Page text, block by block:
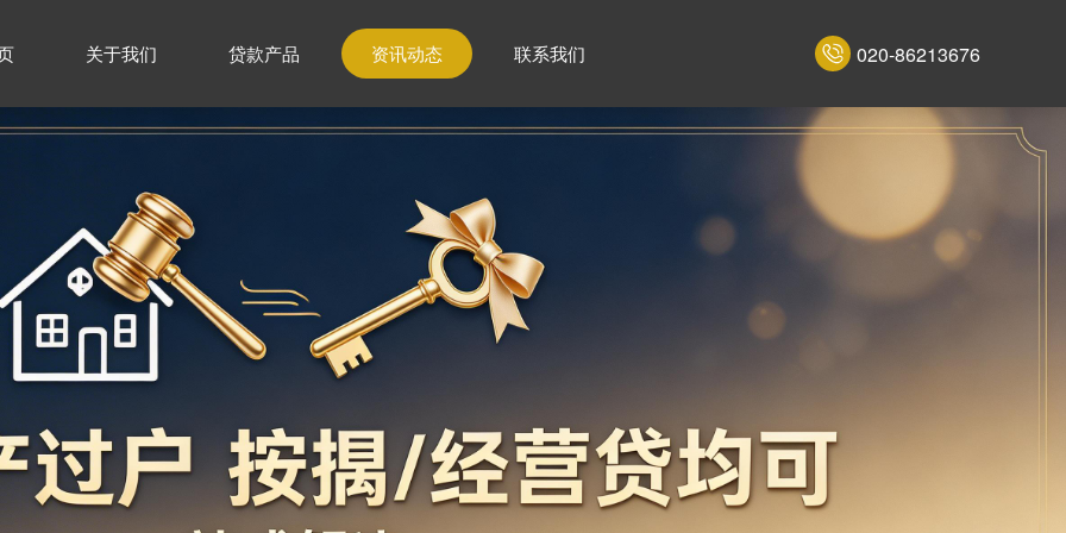
关于我们 贷款产品 资讯动态 联系我们 020-86213676